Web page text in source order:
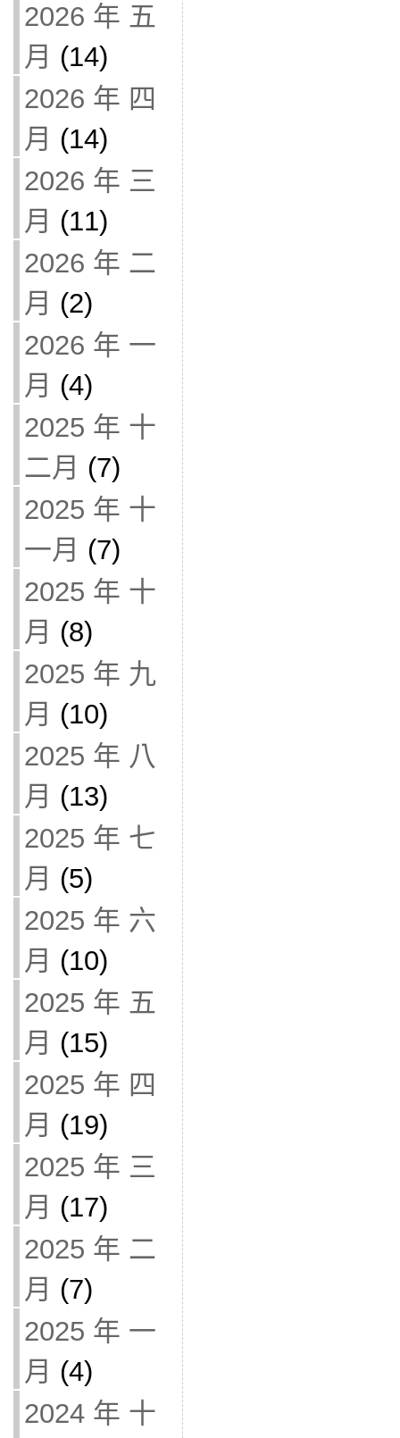
2026 年 五
月 (14)
2026 年 四
月 (14)
2026 年 三
月 (11)
2026 年 二
月 (2)
2026 年 一
月 (4)
2025 年 十
二月 (7)
2025 年 十
一月 (7)
2025 年 十
月 (8)
2025 年 九
月 (10)
2025 年 八
月 (13)
2025 年 七
月 (5)
2025 年 六
月 (10)
2025 年 五
月 (15)
2025 年 四
月 (19)
2025 年 三
月 (17)
2025 年 二
月 (7)
2025 年 一
月 (4)
2024 年 十